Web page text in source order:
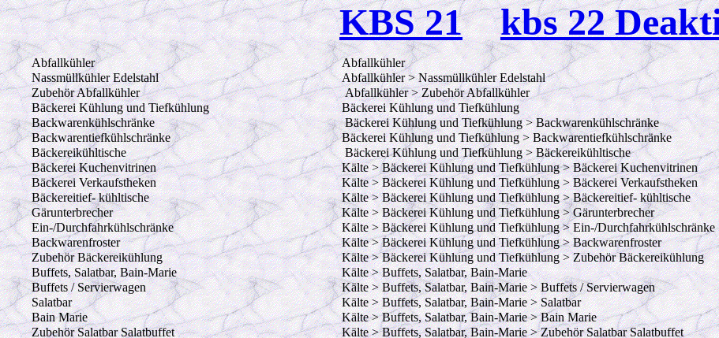
KBS 21 kbs 22
Abfallkühler
Abfallkühler
Nassmüllkühler Edelstahl
Abfallkühler > Nassmüllkühler Edelstahl
Zubehör Abfallkühler
Abfallkühler > Zubehör Abfallkühler
Bäckerei Kühlung und Tiefkühlung
Bäckerei Kühlung und Tiefkühlung
Backwarenkühlschränke
Bäckerei Kühlung und Tiefkühlung > Backwarenkühlschränke
Backwarentiefkühlschränke
Bäckerei Kühlung und Tiefkühlung > Backwarentiefkühlschränke
Bäckereikühltische
Bäckerei Kühlung und Tiefkühlung > Bäckereikühltische
Bäckerei Kuchenvitrinen
Kälte > Bäckerei Kühlung und Tiefkühlung > Bäckerei Kuchenvitrinen
Bäckerei Verkaufstheken
Kälte > Bäckerei Kühlung und Tiefkühlung > Bäckerei Verkaufstheken
Bäckereitief- kühltische
Kälte > Bäckerei Kühlung und Tiefkühlung > Bäckereitief- kühltische
Gärunterbrecher
Kälte > Bäckerei Kühlung und Tiefkühlung > Gärunterbrecher
Ein-/Durchfahrkühlschränke
Kälte > Bäckerei Kühlung und Tiefkühlung > Ein-/Durchfahrkühlschränke
Backwarenfroster
Kälte > Bäckerei Kühlung und Tiefkühlung > Backwarenfroster
Zubehör Bäckereikühlung
Kälte > Bäckerei Kühlung und Tiefkühlung > Zubehör Bäckereikühlung
Buffets, Salatbar, Bain-Marie
Kälte > Buffets, Salatbar, Bain-Marie
Buffets / Servierwagen
Kälte > Buffets, Salatbar, Bain-Marie > Buffets / Servierwagen
Salatbar
Kälte > Buffets, Salatbar, Bain-Marie > Salatbar
Bain Marie
Kälte > Buffets, Salatbar, Bain-Marie > Bain Marie
Zubehör Salatbar Salatbuffet
Kälte > Buffets, Salatbar, Bain-Marie > Zubehör Salatbar Salatbuffet